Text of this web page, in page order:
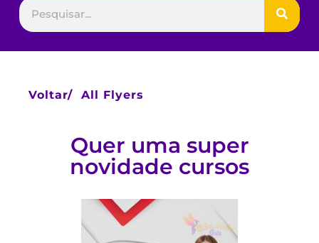
Voltar/ All Flyers
Quer uma super
novidade cursos